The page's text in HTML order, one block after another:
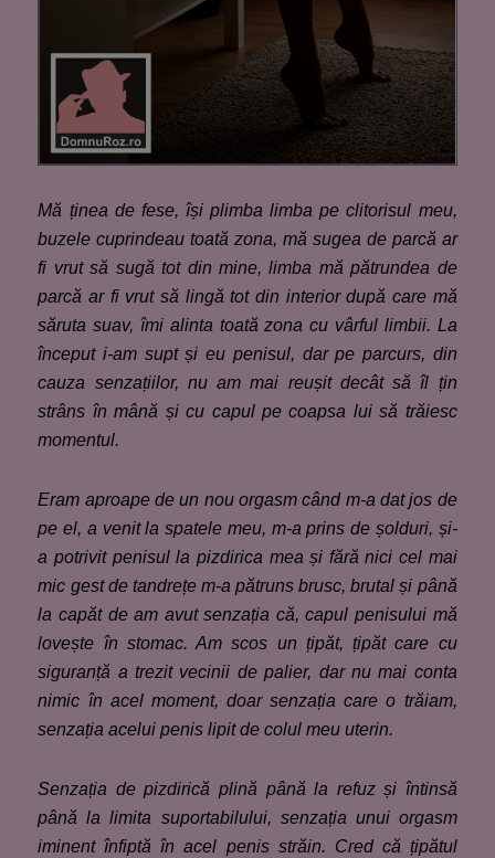
Mă ținea de fese, își plimba limba pe clitorisul meu,
buzele cuprindeau toată zona, mă sugea de parcă ar
fi vrut să sugă tot din mine, limba mă pătrundea de
parcă ar fi vrut să lingă tot din interior după care mă
săruta suav, îmi alinta toată zona cu vârful limbii. La
început i-am supt și eu penisul, dar pe parcurs, din
cauza senzațiilor, nu am mai reușit decât să îl țin
strâns în mână și cu capul pe coapsa lui să trăiesc
momentul.
Eram aproape de un nou orgasm când m-a dat jos de
pe el, a venit la spatele meu, m-a prins de șolduri, și-
a potrivit penisul la pizdirica mea și fără nici cel mai
mic gest de tandrețe m-a pătruns brusc, brutal și până
la capăt de am avut senzația că, capul penisului mă
lovește în stomac. Am scos un țipăt, țipăt care cu
siguranță a trezit vecinii de palier, dar nu mai conta
nimic în acel moment, doar senzația care o trăiam,
senzația acelui penis lipit de colul meu uterin.
Senzația de pizdirică plină până la refuz și întinsă
până la limita suportabilului, senzația unui orgasm
iminent înfiptă în acel penis străin. Cred că țipătul